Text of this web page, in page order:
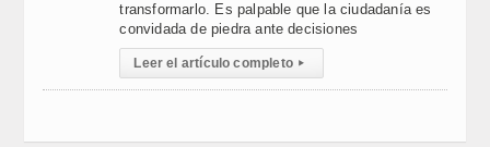
transformarlo. Es palpable que la ciudadanía es
convidada de piedra ante decisiones
Leer el artículo completo ▸